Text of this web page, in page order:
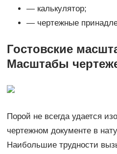
— калькулятор;
— чертежные
Гостовские
Масштабы
Порой не всегда удается
чертежном документе в
Наибольшие трудности